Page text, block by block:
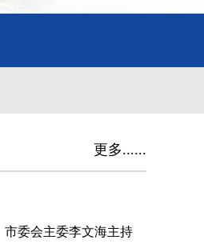
更多......
市委会主委李文海主持